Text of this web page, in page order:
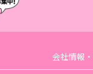
会社情報